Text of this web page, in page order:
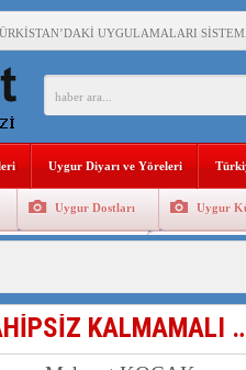
UYGULAMALARI
BAŞKANI DOÇ.DR.KAAN : DOĞU
ÖVEN DİYANET
KATLİAMI MESAJİ : 05.07.2009
“FETİHLER SULTANI
İLÇE BAŞKANI : TEMMUZ AYI,DOĞU
TÜRKİSTAN’DA EN AZ 143 BİN
Uygur Diyarı ve Yöreleri
Uygur Dostları Uygur
KALMAMALI